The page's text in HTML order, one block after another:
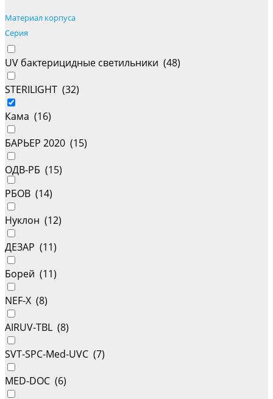
Материал корпуса
Серия
UV бактерицидные светильники (48)
STERILIGHT (32)
Кама (16)
БАРЬЕР 2020 (15)
ОДВ-РБ (15)
РБОВ (14)
Нуклон (12)
ДЕЗАР (11)
Борей (11)
NEF-X (8)
AIRUV-TBL (8)
SVT-SPC-Med-UVC (7)
MED-DOC (6)